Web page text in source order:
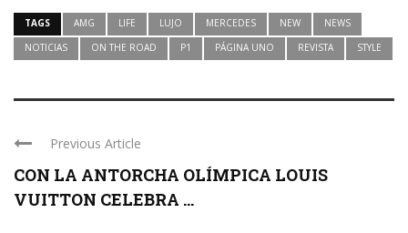
TAGS AMG LIFE LUJO MERCEDES NEW
NEWS
NOTICIAS
ON THE ROAD P1 PÁGINA UNO REVISTA STYLE
Previous Article
CON LA ANTORCHA OLÍMPICA LOUIS
VUITTON CELEBRA ...